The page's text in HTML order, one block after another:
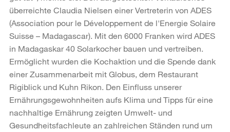
überreichte Claudia Nielsen einer Vertreterin von ADES
(Association pour le Développement de l'Energie Solaire
Suisse – Madagascar). Mit den 6000 Franken wird ADES
in Madagaskar 40 Solarkocher bauen und vertreiben.
Ermöglicht wurden die Kochaktion und die Spende dank
einer Zusammenarbeit mit Globus, dem Restaurant
Rigiblick und Kuhn Rikon. Den Einfluss unserer
Ernährungsgewohnheiten aufs Klima und Tipps für eine
nachhaltige Ernährung zeigten Umwelt- und
Gesundheitsfachleute an zahlreichen Ständen rund um